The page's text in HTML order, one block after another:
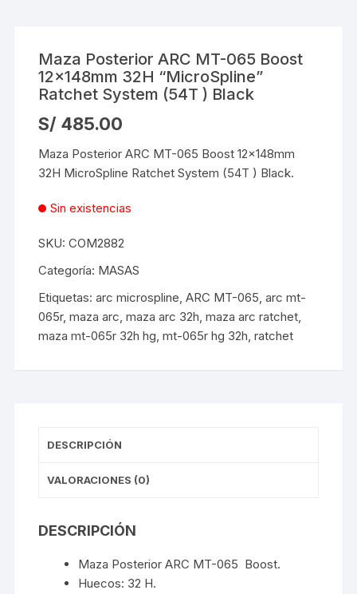
Maza Posterior ARC MT-065 Boost
12x148mm 32H “MicroSpline”
Ratchet System (54T ) Black
S/ 485.00
Maza Posterior ARC MT-065 Boost 12x148mm
32H MicroSpline Ratchet System (54T ) Black.
Sin existencias
SKU:COM2882
Categoría: MASAS
Etiquetas:arc microspline,ARC MT-065,arc mt-
065r,maza arc,maza arc 32h,maza arc ratchet,
maza mt-065r 32h hg,mt-065r hg 32h,ratchet
DESCRIPCIÓN
VALORACIONES (0)
DESCRIPCIÓN
Maza Posterior ARC MT-065 Boost.
Huecos: 32 H.